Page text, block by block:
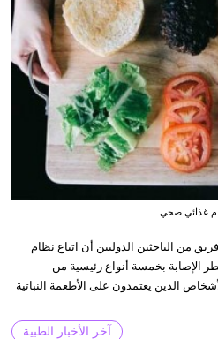
غذائي صحي
من الباحثين الدوليين أن اتباع نظام
الإصابة بخمسة أنواع رئيسية من
الذين يعتمدون على الأطعمة النباتية
آخر الأخبار الطبية